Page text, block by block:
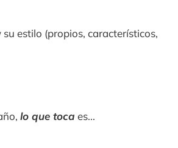
su estilo (propios, característicos,
lo que toca es...